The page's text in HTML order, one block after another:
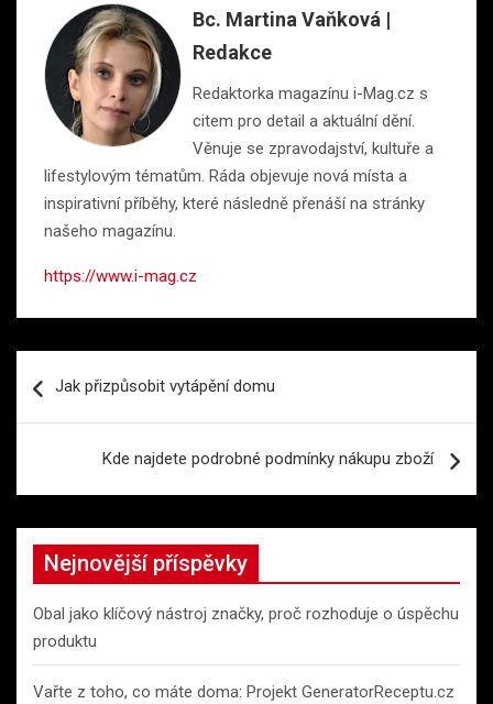
Bc. Martina Vaňková |
Redakce
Redaktorka magazínu i-Mag.cz s
citem pro detail a aktuální dění.
Věnuje se zpravodajství, kultuře a
lifestylovým tématům. Ráda objevuje nová místa a
inspirativní příběhy, které následně přenáší na stránky
našeho magazínu.
https://www.i-mag.cz
proJak přizpůsobit vytápění domu
Kde najdete podrobné podmínky nákupu zboží
Nejnovější příspěvky
Obal jako klíčový nástroj značky, proč rozhoduje o úspěchu
produktu
Vařte z toho, co máte doma: Projekt GeneratorReceptu.cz